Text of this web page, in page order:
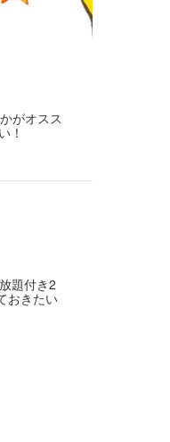
がオスス
！
題付き2
おきたい